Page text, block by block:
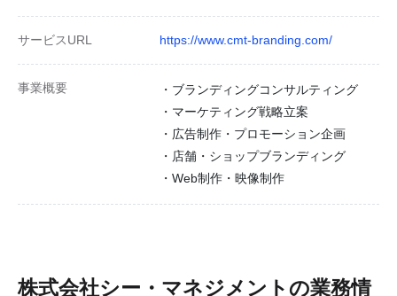
サービスURL https://www.cmt-branding.com/
事業概要
・ブランディングコンサルティング
・マーケティング戦略立案
・広告制作・プロモーション企画
・店舗・ショップブランディング
・Web制作・映像制作
株式会社シー・マネジメント の業務情